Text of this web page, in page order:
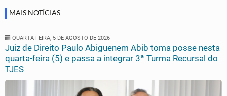
MAIS NOTÍCIAS
QUARTA-FEIRA, 5 DE AGOSTO DE 2026
Juiz de Direito Paulo Abiguenem Abib toma posse nesta
quarta-feira (5) e passa a integrar 3ª Turma Recursal do
TJES